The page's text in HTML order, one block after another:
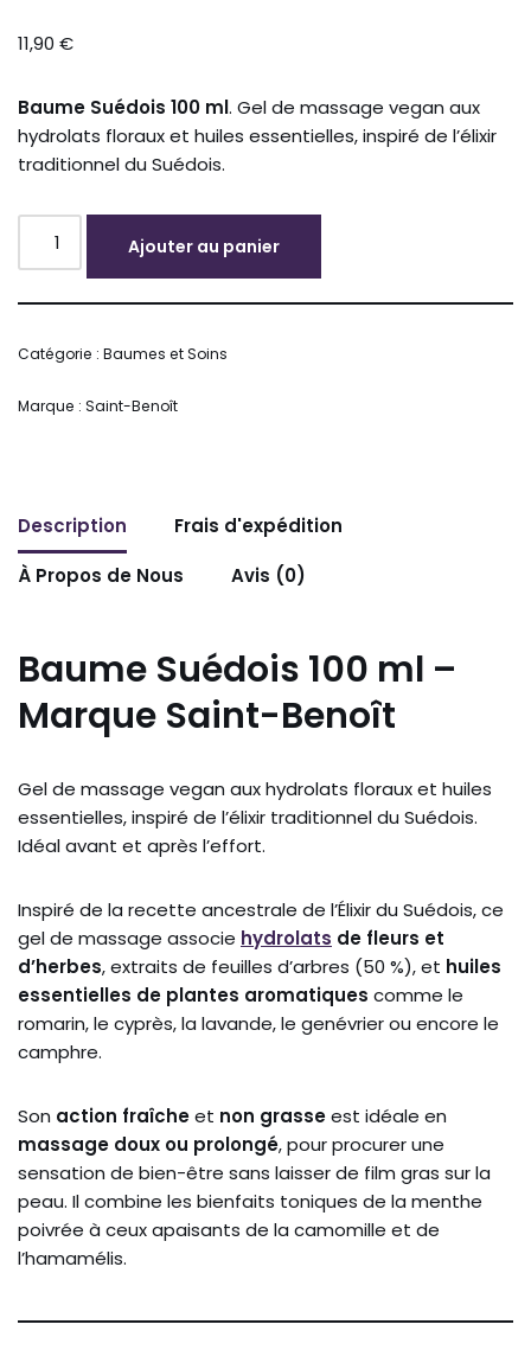
11,90 €
Baume Suédois 100 ml. Gel de massage vegan aux
hydrolats floraux et huiles essentielles, inspiré de l’élixir
traditionnel du Suédois.
Ajouter au panier
Catégorie : Baumes et Soins
Marque : Saint-Benoît
Description
Frais d'expédition
À Propos de Nous
Avis (0)
Baume Suédois 100 ml –
Marque Saint-Benoît
Gel de massage vegan aux hydrolats floraux et huiles
essentielles, inspiré de l’élixir traditionnel du Suédois.
Idéal avant et après l’effort.
Inspiré de la recette ancestrale de l’Élixir du Suédois, ce
gel de massage associe hydrolats de fleurs et
d’herbes, extraits de feuilles d’arbres (50 %), et huiles
essentielles de plantes aromatiques comme le
romarin, le cyprès, la lavande, le genévrier ou encore le
camphre.
Son action fraîcheet non grasseest idéale en
massage doux ou prolongé, pour procurer une
sensation de bien-être sans laisser de film gras sur la
peau. Il combine les bienfaits toniques de la menthe
poivrée à ceux apaisants de la camomille et de
l’hamamélis.